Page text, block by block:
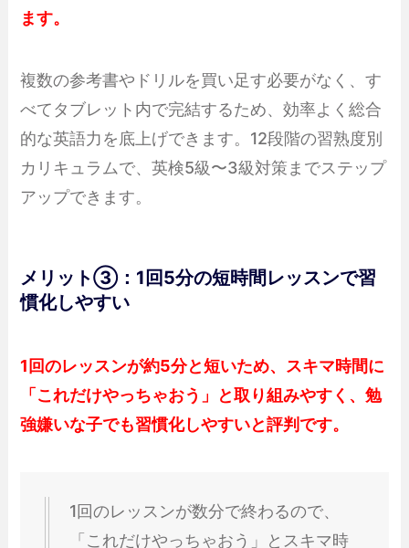
ます。
複数の参考書やドリルを買い足す必要がなく、す
べてタブレット内で完結するため、効率よく総合
的な英語力を底上げできます。12段階の習熟度別
カリキュラムで、英検5級〜3級対策までステップ
アップできます。
メリット③：1回5分の短時間レッスンで習
慣化しやすい
1回のレッスンが約5分と短いため、スキマ時間に
「これだけやっちゃおう」と取り組みやすく、勉
強嫌いな子でも習慣化しやすいと評判です。
1回のレッスンが数分で終わるので、
「これだけやっちゃおう」とスキマ時